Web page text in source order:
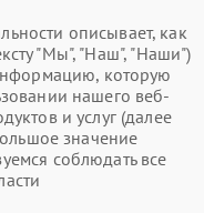
описывает, как
"Мы", "Наш", "Наши")
которую
нашего веб-
и услуг (далее
значение
соблюдать все